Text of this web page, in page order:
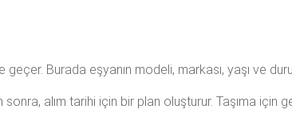
Burada eşyanın modeli, markası, yaşı ve
alım tarihi için bir plan oluşturur. Taşıma için